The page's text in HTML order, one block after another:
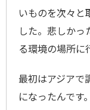
いものを次々と
した。悲しかっ
る環境の場所に
最初はアジアで
になったんです